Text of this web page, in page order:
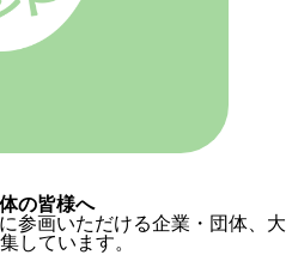
の皆様へ
参画いただける企業・団体、大
しています。